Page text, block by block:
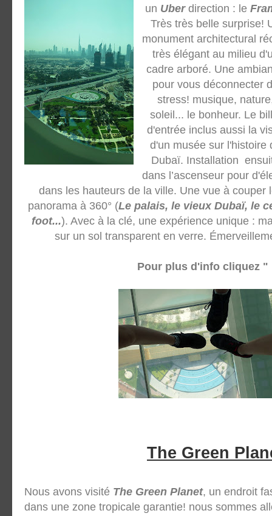
un Uberdirection : le
Très très belle surprise!
monument architectural
très élégant au milieu
cadre arboré. Une
pour vous déconnecter
stress! musique,
soleil... le bonheur. Le
d'entrée inclus aussi la
d'un musée sur l'histoire
Dubaï. Installation
dans l’ascenseur pour
dans les hauteurs de la ville. Une vue à couper
panorama à 360° (Le palais, le vieux Dubaï, le
foot...). Avec à la clé, une expérience unique :
sur un sol transparent en verre.
Pour plus d'info cliquez "
The Green
Nous avons visité The Green Planet, un endroit
dans une zone tropicale garantie! nous sommes